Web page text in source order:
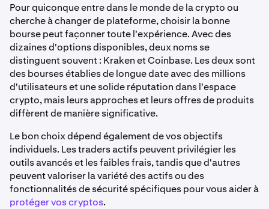
Pour quiconque entre dans le monde de la crypto ou
cherche à changer de plateforme, choisir la bonne
bourse peut façonner toute l'expérience. Avec des
dizaines d'options disponibles, deux noms se
distinguent souvent : Kraken et Coinbase. Les deux sont
des bourses établies de longue date avec des millions
d'utilisateurs et une solide réputation dans l'espace
crypto, mais leurs approches et leurs offres de produits
diffèrent de manière significative.
Le bon choix dépend également de vos objectifs
individuels. Les traders actifs peuvent privilégier les
outils avancés et les faibles frais, tandis que d'autres
peuvent valoriser la variété des actifs ou des
fonctionnalités de sécurité spécifiques pour vous aider à
protéger vos cryptos.